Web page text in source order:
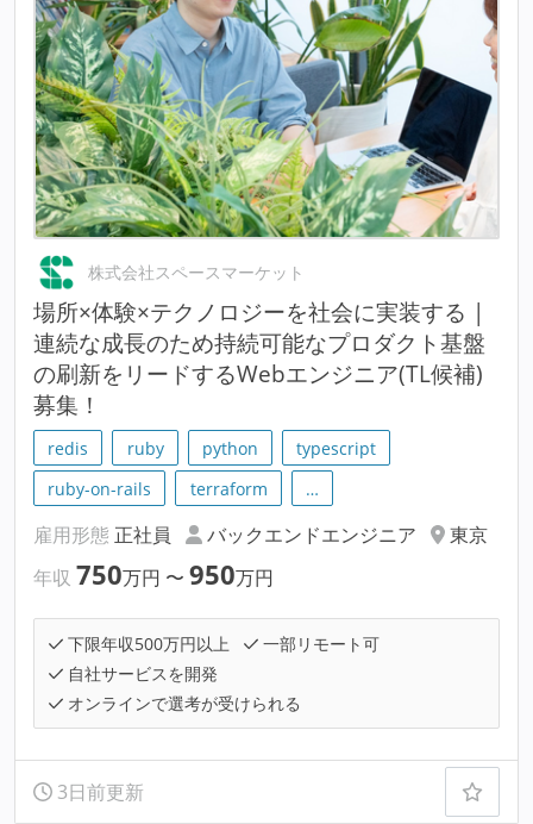
株式会社スペースマーケット
場所×体験×テクノロジーを社会に実装する |
連続な成長のため持続可能なプロダクト基盤
の刷新をリードするWebエンジニア(TL候補)
募集！
redis ruby python
typescript
ruby-on-rails
terraform …
雇用形態 正社員 バックエンドエンジニア
東京
年収 750万円 〜 950万円
下限年収500万円以上
一部リモート可
自社サービスを開発
オンラインで選考が受けられる
3日前更新